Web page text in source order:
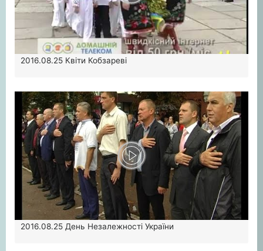
2016.08.25 Квіти Кобзареві
2016.08.25 День Незалежності України